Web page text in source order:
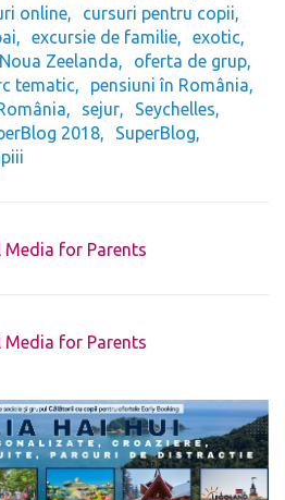
online
cursuri pentru copii
excursie de familie
exotic
Noua Zeelanda
oferta de grup
tematic
pensiuni în România
sejur
Seychelles
2018
SuperBlog
does not exist.